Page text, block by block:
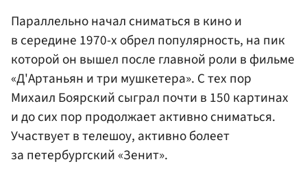
Параллельно начал сниматься в кино и
в середине 1970-х обрел популярность, на пик
которой он вышел после главной роли в фильме
«Д'Артаньян и три мушкетера». С тех пор
Михаил Боярский сыграл почти в 150 картинах
и до сих пор продолжает активно сниматься.
Участвует в телешоу, активно болеет
за петербургский «Зенит».